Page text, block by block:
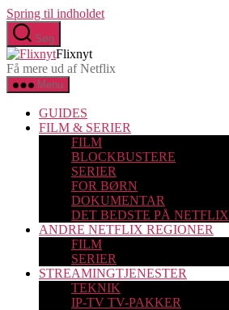
Spring til indholdet
Søg
Flixnyt
Få mere ud af Netflix
Menu
GUIDES
FILM & SERIER
FILM
BLOCKBUSTERE
SERIER
FOR BØRN
DOKUMENTAR
DET BEDSTE PÅ NETFLIX
ANDRE NETFLIX REGIONER
FILM
SERIER
STREAMINGTJENESTER
TEKNIK
IP-TV TV-PAKKER